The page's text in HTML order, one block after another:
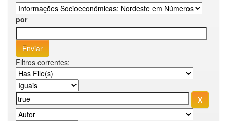
por
Filtros correntes: